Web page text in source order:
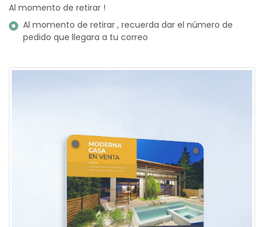
Al momento de retirar !
Al momento de retirar , recuerda dar el número de
pedido que llegara a tu correo